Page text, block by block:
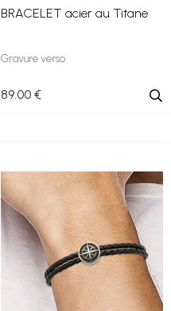
BRACELET acier au Titane
Gravure verso
89.00 €